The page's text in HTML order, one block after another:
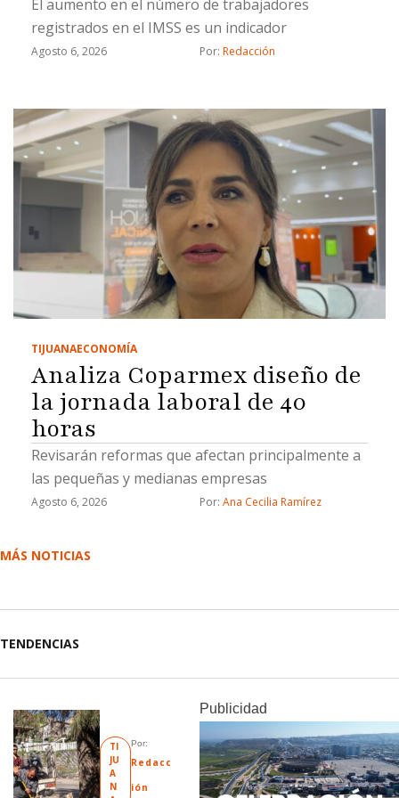
El aumento en el número de trabajadores
registrados en el IMSS es un indicador
Agosto 6, 2026 Por: Redacción
TIJUANAECONOMÍA
Analiza Coparmex diseño de
la jornada laboral de 40
horas
Revisarán reformas que afectan principalmente a
las pequeñas y medianas empresas
Agosto 6, 2026 Por: Ana Cecilia Ramírez
MÁS NOTICIAS
TENDENCIAS
TI
JU
A
N
Por:
Redacc
ión
Publicidad